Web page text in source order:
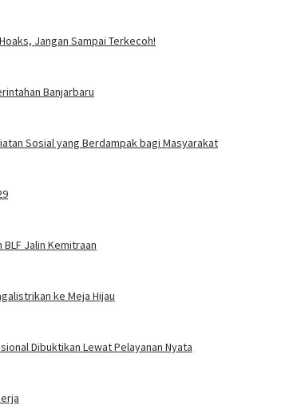
Jangan Sampai Terkecoh!
Banjarbaru
Sosial yang Berdampak bagi Masyarakat
Jalin Kemitraan
ke Meja Hijau
Dibuktikan Lewat Pelayanan Nyata